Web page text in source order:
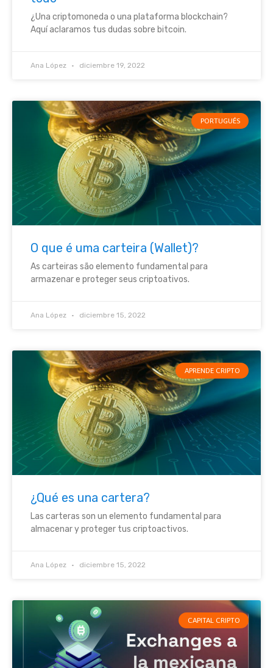
¿Una criptomoneda o una plataforma blockchain?
Aquí aclaramos tus dudas sobre bitcoin.
Ana López diciembre 19, 2022
PORTUGUÉS
O que é uma carteira (Wallet)?
As carteiras são elemento fundamental para
armazenar e proteger seus criptoativos.
Ana López diciembre 15, 2022
APRENDE CRIPTO
¿Qué es una cartera?
Las carteras son un elemento fundamental para
almacenar y proteger tus criptoactivos.
Ana López diciembre 15, 2022
CAPITAL CRIPTO